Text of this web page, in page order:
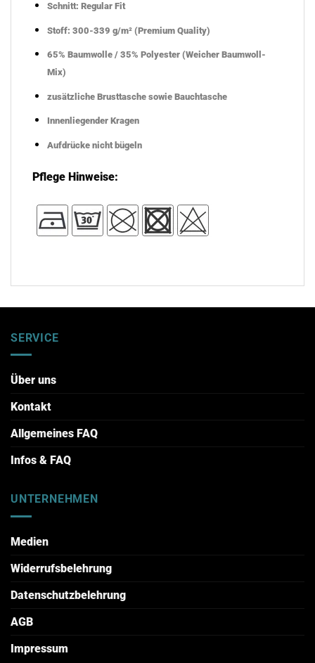
Schnitt: Regular Fit
Stoff: 300-339 g/m² (Premium Quality)
65% Baumwolle / 35% Polyester (Weicher Baumwoll-
Mix)
zusätzliche Brusttasche sowie Bauchtasche
Innenliegender Kragen
Aufdrücke nicht bügeln
Pflege Hinweise:
SERVICE
Über uns
Kontakt
Allgemeines FAQ
Infos & FAQ
UNTERNEHMEN
Medien
Widerrufsbelehrung
Datenschutzbelehrung
AGB
Impressum